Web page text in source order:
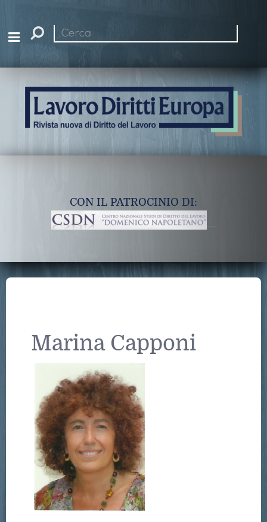
Cerca
CON IL PATROCINIO DI:
Marina Capponi